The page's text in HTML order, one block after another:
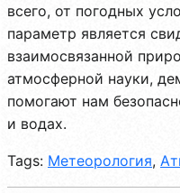
всего, от погодных
параметр является
взаимосвязанной
атмосферной науки,
помогают нам
и водах.
Tags: Метеорология,